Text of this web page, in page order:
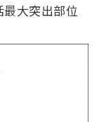
大突出部位